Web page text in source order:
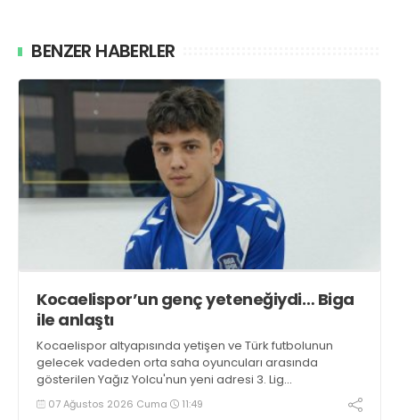
BENZER HABERLER
Kocaelispor’un genç yeteneğiydi… Biga
ile anlaştı
Kocaelispor altyapısında yetişen ve Türk futbolunun
gelecek vadeden orta saha oyuncuları arasında
gösterilen Yağız Yolcu'nun yeni adresi 3. Lig
takımlarından Bigaspor ile 1+1 yıllık anlaşma sağladı.
07 Ağustos 2026 Cuma 11:49